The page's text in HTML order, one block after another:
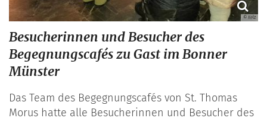
© Kelz
Besucherinnen und Besucher des
Begegnungscafés zu Gast im Bonner
Münster
Das Team des Begegnungscafés von St. Thomas
Morus hatte alle Besucherinnen und Besucher des